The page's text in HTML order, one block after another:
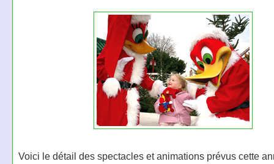
Voici le détail des spectacles et animations prévus cette